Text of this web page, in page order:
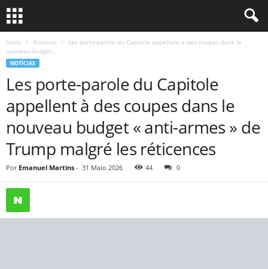
Início Notícias
Les porte-parole du Capitole appellent à des coupes dans le
nouveau budget...
NOTÍCIAS
Les porte-parole du Capitole
appellent à des coupes dans le
nouveau budget « anti-armes » de
Trump malgré les réticences
Por Emanuel Martins - 31 Maio 2026 44 0